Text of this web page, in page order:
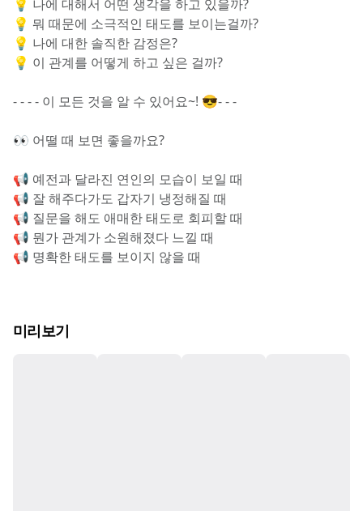
💡 나에 대해서 어떤 생각을 하고 있을까?
💡 뭐 때문에 소극적인 태도를 보이는걸까?
💡 나에 대한 솔직한 감정은?
💡 이 관계를 어떻게 하고 싶은 걸까?
- - - - 이 모든 것을 알 수 있어요~! 😎- - -
👀 어떨 때 보면 좋을까요?
📢 예전과 달라진 연인의 모습이 보일 때
📢 잘 해주다가도 갑자기 냉정해질 때
📢 질문을 해도 애매한 태도로 회피할 때
📢 뭔가 관계가 소원해졌다 느낄 때
📢 명확한 태도를 보이지 않을 때
미리보기